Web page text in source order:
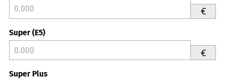
€
Super (E5)
€
Super Plus